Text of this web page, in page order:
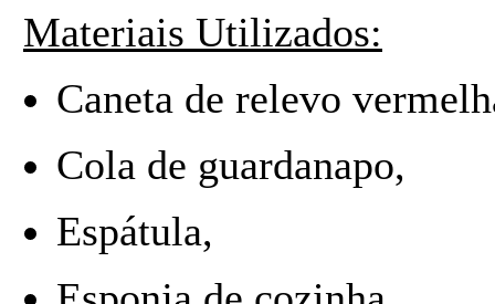
Materiais Utilizados:
Caneta de relevo
Cola de guardanapo,
Espátula,